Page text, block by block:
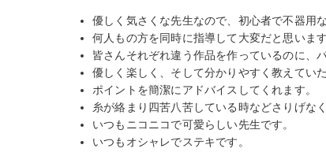
優しく気さくな先生なので、初心者で不器用
何人もの方を同時に指導して大変だと思いま
皆さんそれぞれ違う作品を作っているのに、
優しく楽しく、そして分かりやすく教えてい
ポイントを簡潔にアドバイスしてくれます。
糸が絡まり四苦八苦している時などさりげな
いつもニコニコで可愛らしい先生です。
いつもオシャレでステキです。